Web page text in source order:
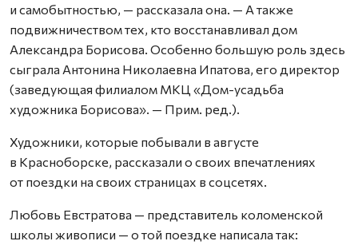
и самобытностью, — рассказала она. — А также
подвижничеством тех, кто восстанавливал дом
Александра Борисова. Особенно большую роль здесь
сыграла Антонина Николаевна Ипатова, его директор
(заведующая филиалом МКЦ «Дом-усадьба
художника Борисова». — Прим. ред.).
Художники, которые побывали в августе
в Красноборске, рассказали о своих впечатлениях
от поездки на своих страницах в соцсетях.
Любовь Евстратова — представитель коломенской
школы живописи — о той поездке написала так: